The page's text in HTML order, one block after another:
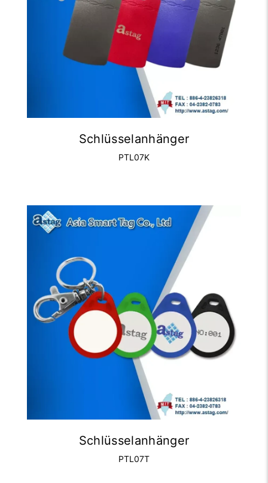
Schlüsselanhänger
PTL07K
Schlüsselanhänger
PTL07T